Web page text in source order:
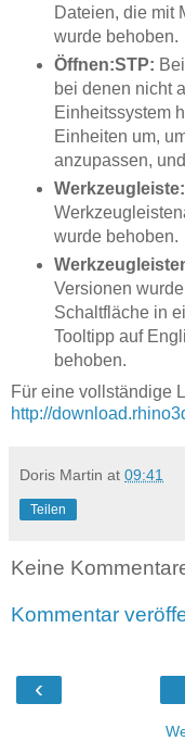
Dateien, die mit
wurde behoben.
Öffnen:STP:
bei denen nicht
Einheitssystem
Einheiten um,
anzupassen,
Werkzeugleiste:
wurde behoben.
Versionen
Schaltfläche in
Tooltipp auf
behoben.
Für eine vollständige
http://
Doris Martin at 09:41
Teilen
Keine
Kommentar
‹